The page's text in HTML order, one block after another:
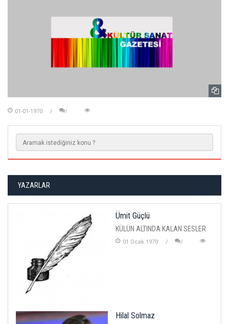
01-01-1970
YAZARLAR
Ümit Güçlü
KÜLÜN ALTINDA KALAN SESLER
01 Ocak 1970
Hilal Solmaz